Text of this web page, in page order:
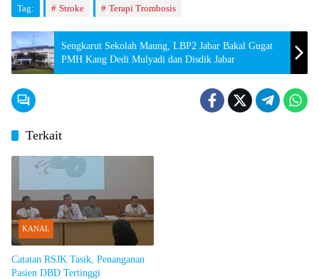
Tag: Stroke Terapi Trombosis
Sengkarut Sekolah Maung, LBP2 Jabar Bakal Gugat
PMH Kang Dedi Mulyadi dan Disdik Jabar
Terkait
KANAL
Catatan RSJK Tasik, Penanganan
Pasien DBD Tertinggi